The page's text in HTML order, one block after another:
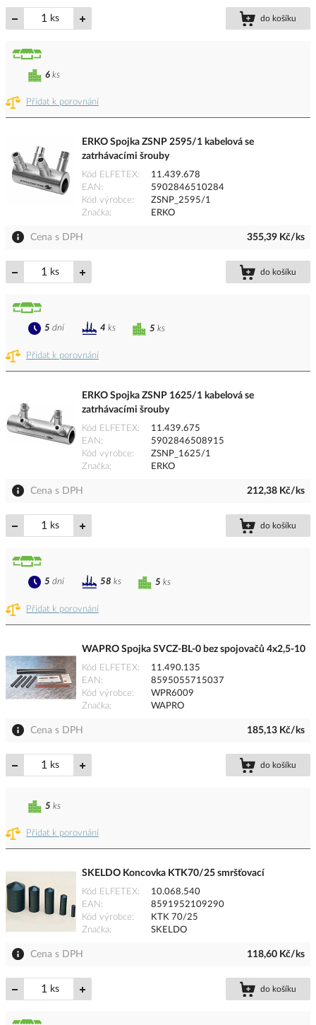
ks do košíku
Přidat k porovnání
6 ks
ERKO Spojka ZSNP 2595/1 kabelová se
zatrhávacími šrouby
Kód ELFETEX
11.439.678
EAN
5902846510284
Kód výrobce
ZSNP_2595/1
Značka
ERKO
Cena s DPH 355,39 Kč/ks
ks do košíku
Přidat k porovnání
5 ks
5 dní 4 ks
ERKO Spojka ZSNP 1625/1 kabelová se
zatrhávacími šrouby
Kód ELFETEX
11.439.675
EAN
5902846508915
Kód výrobce
ZSNP_1625/1
Značka
ERKO
Cena s DPH 212,38 Kč/ks
ks do košíku
Přidat k porovnání
5 ks
5 dní 58 ks
WAPRO Spojka SVCZ-BL-0 bez spojovačů 4x2,5-10
Kód ELFETEX
11.490.135
EAN
8595055715037
Kód výrobce
WPR6009
Značka
WAPRO
Cena s DPH 185,13 Kč/ks
ks do košíku
Přidat k porovnání
5 ks
SKELDO Koncovka KTK70/25 smršťovací
Kód ELFETEX
10.068.540
EAN
8591952109290
Kód výrobce
KTK 70/25
Značka
SKELDO
Cena s DPH 118,60 Kč/ks
ks do košíku